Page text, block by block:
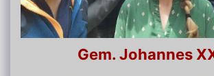
Gem. Johannes